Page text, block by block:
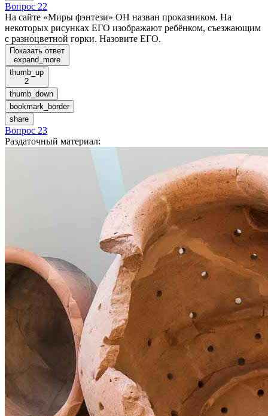
Вопрос 22
На сайте «Миры фэнтези» ОН назван проказником. На
некоторых рисунках ЕГО изображают ребёнком, съезжающим
с разноцветной горки. Назовите ЕГО.
Показать ответ
expand_more
thumb_up
2
thumb_down
bookmark_border
share
Вопрос 23
Раздаточный материал: